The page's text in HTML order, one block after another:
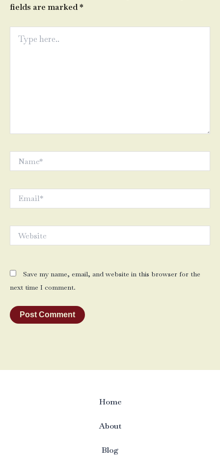
fields are marked*
here..
Save my name, email, and website in this browser for the
next time I comment.
Home
About
Blog